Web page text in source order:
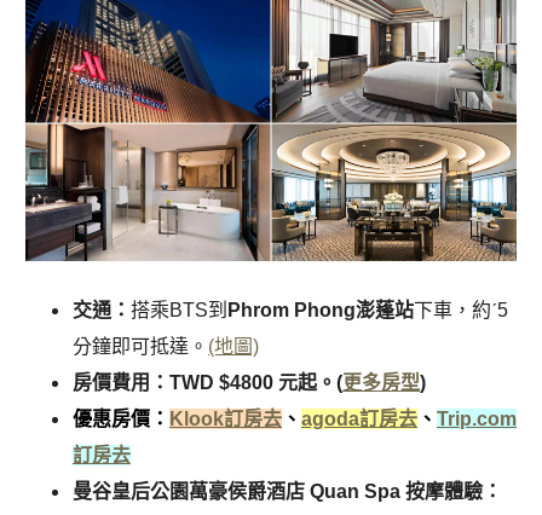
交通： 搭乘BTS到 Phrom Phong澎蓬站下車，約ˊ5
分鐘即可抵達。 (地圖)
房價費用：TWD $4800 元起。(更多房型)
優惠房價： Klook訂房去 、 agoda訂房去 、 Trip.com
訂房去
曼谷皇后公園萬豪侯爵酒店 Quan Spa 按摩體驗：